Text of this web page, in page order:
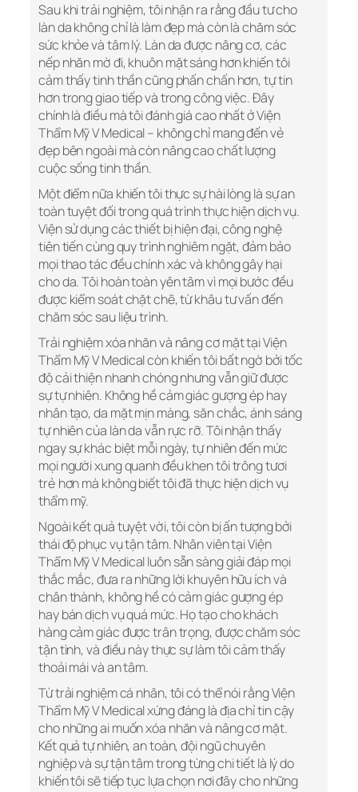
Sau khi trải nghiệm, tôi nhận ra rằng đầu tư cho
làn da không chỉ là làm đẹp mà còn là chăm sóc
sức khỏe và tâm lý. Làn da được nâng cơ, các
nếp nhăn mờ đi, khuôn mặt sáng hơn khiến tôi
cảm thấy tinh thần cũng phấn chấn hơn, tự tin
hơn trong giao tiếp và trong công việc. Đây
chính là điều mà tôi đánh giá cao nhất ở Viện
Thẩm Mỹ V Medical – không chỉ mang đến vẻ
đẹp bên ngoài mà còn nâng cao chất lượng
cuộc sống tinh thần.
Một điểm nữa khiến tôi thực sự hài lòng là sự an
toàn tuyệt đối trong quá trình thực hiện dịch vụ.
Viện sử dụng các thiết bị hiện đại, công nghệ
tiên tiến cùng quy trình nghiêm ngặt, đảm bảo
mọi thao tác đều chính xác và không gây hại
cho da. Tôi hoàn toàn yên tâm vì mọi bước đều
được kiểm soát chặt chẽ, từ khâu tư vấn đến
chăm sóc sau liệu trình.
Trải nghiệm xóa nhăn và nâng cơ mặt tại Viện
Thẩm Mỹ V Medical còn khiến tôi bất ngờ bởi tốc
độ cải thiện nhanh chóng nhưng vẫn giữ được
sự tự nhiên. Không hề cảm giác gượng ép hay
nhân tạo, da mặt mịn màng, săn chắc, ánh sáng
tự nhiên của làn da vẫn rực rỡ. Tôi nhận thấy
ngay sự khác biệt mỗi ngày, tự nhiên đến mức
mọi người xung quanh đều khen tôi trông tươi
trẻ hơn mà không biết tôi đã thực hiện dịch vụ
thẩm mỹ.
Ngoài kết quả tuyệt vời, tôi còn bị ấn tượng bởi
thái độ phục vụ tận tâm. Nhân viên tại Viện
Thẩm Mỹ V Medical luôn sẵn sàng giải đáp mọi
thắc mắc, đưa ra những lời khuyên hữu ích và
chân thành, không hề có cảm giác gượng ép
hay bán dịch vụ quá mức. Họ tạo cho khách
hàng cảm giác được trân trọng, được chăm sóc
tận tình, và điều này thực sự làm tôi cảm thấy
thoải mái và an tâm.
Từ trải nghiệm cá nhân, tôi có thể nói rằng Viện
Thẩm Mỹ V Medical xứng đáng là địa chỉ tin cậy
cho những ai muốn xóa nhăn và nâng cơ mặt.
Kết quả tự nhiên, an toàn, đội ngũ chuyên
nghiệp và sự tận tâm trong từng chi tiết là lý do
khiến tôi sẽ tiếp tục lựa chọn nơi đây cho những